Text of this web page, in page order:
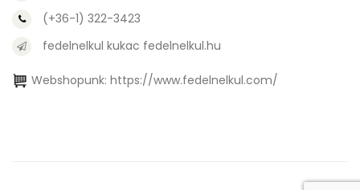
(+36-1) 322-3423
fedelnelkul kukac fedelnelkul.hu
Webshopunk: https://www.fedelnelkul.com/